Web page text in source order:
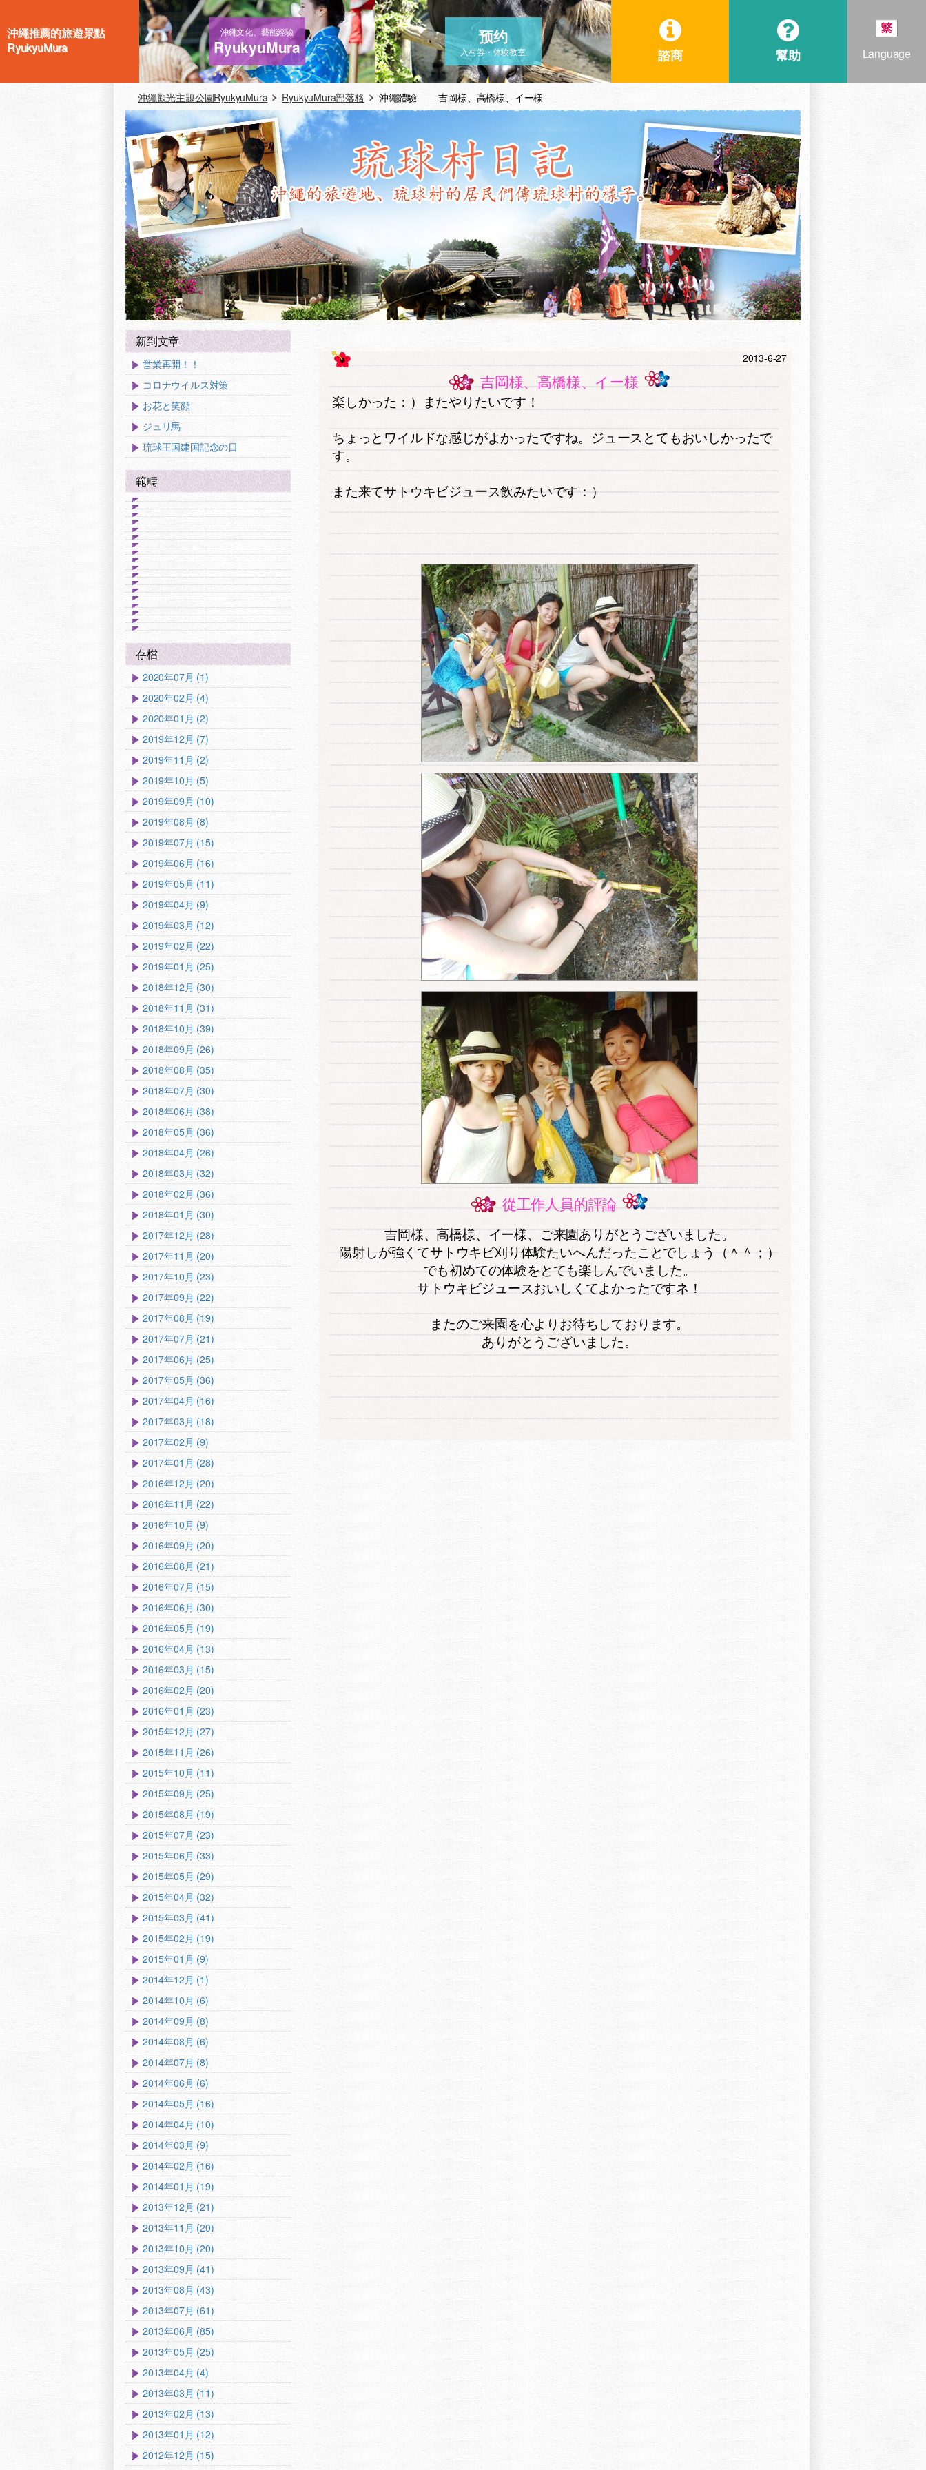
沖繩推薦的旅遊景點
RyukyuMura
沖繩文化、藝能經驗
RyukyuMura
预约
入村券・体験教室 諮商 幫助 Language
沖繩觀光主題公園RyukyuMura RyukyuMura部落格 沖繩體驗 吉岡様、高橋様、イー様
2013-6-27
吉岡様、高橋様、イー様
楽しかった：）またやりたいです！
ちょっとワイルドな感じがよかったですね。ジュースとてもおいしかったで
す。
また来てサトウキビジュース飲みたいです：）
從工作人員的評論
吉岡様、高橋様、イー様、ご来園ありがとうございました。
陽射しが強くてサトウキビ刈り体験たいへんだったことでしょう（＾＾；）
でも初めての体験をとても楽しんでいました。
サトウキビジュースおいしくてよかったですネ！
またのご来園を心よりお待ちしております。
ありがとうございました。
新到文章
営業再開！！
コロナウイルス対策
お花と笑顔
ジュリ馬
琉球王国建国記念の日
範疇
存檔
2020年07月 (1)
2020年02月 (4)
2020年01月 (2)
2019年12月 (7)
2019年11月 (2)
2019年10月 (5)
2019年09月 (10)
2019年08月 (8)
2019年07月 (15)
2019年06月 (16)
2019年05月 (11)
2019年04月 (9)
2019年03月 (12)
2019年02月 (22)
2019年01月 (25)
2018年12月 (30)
2018年11月 (31)
2018年10月 (39)
2018年09月 (26)
2018年08月 (35)
2018年07月 (30)
2018年06月 (38)
2018年05月 (36)
2018年04月 (26)
2018年03月 (32)
2018年02月 (36)
2018年01月 (30)
2017年12月 (28)
2017年11月 (20)
2017年10月 (23)
2017年09月 (22)
2017年08月 (19)
2017年07月 (21)
2017年06月 (25)
2017年05月 (36)
2017年04月 (16)
2017年03月 (18)
2017年02月 (9)
2017年01月 (28)
2016年12月 (20)
2016年11月 (22)
2016年10月 (9)
2016年09月 (20)
2016年08月 (21)
2016年07月 (15)
2016年06月 (30)
2016年05月 (19)
2016年04月 (13)
2016年03月 (15)
2016年02月 (20)
2016年01月 (23)
2015年12月 (27)
2015年11月 (26)
2015年10月 (11)
2015年09月 (25)
2015年08月 (19)
2015年07月 (23)
2015年06月 (33)
2015年05月 (29)
2015年04月 (32)
2015年03月 (41)
2015年02月 (19)
2015年01月 (9)
2014年12月 (1)
2014年10月 (6)
2014年09月 (8)
2014年08月 (6)
2014年07月 (8)
2014年06月 (6)
2014年05月 (16)
2014年04月 (10)
2014年03月 (9)
2014年02月 (16)
2014年01月 (19)
2013年12月 (21)
2013年11月 (20)
2013年10月 (20)
2013年09月 (41)
2013年08月 (43)
2013年07月 (61)
2013年06月 (85)
2013年05月 (25)
2013年04月 (4)
2013年03月 (11)
2013年02月 (13)
2013年01月 (12)
2012年12月 (15)